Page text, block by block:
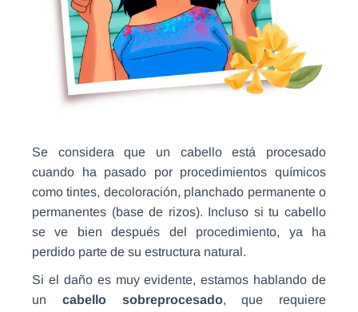
Se considera que un cabello está procesado
cuando ha pasado por procedimientos químicos
como tintes, decoloración, planchado permanente o
permanentes (base de rizos). Incluso si tu cabello
se ve bien después del procedimiento, ya ha
perdido parte de su estructura natural.
Si el daño es muy evidente, estamos hablando de
un cabello sobreprocesado, que requiere